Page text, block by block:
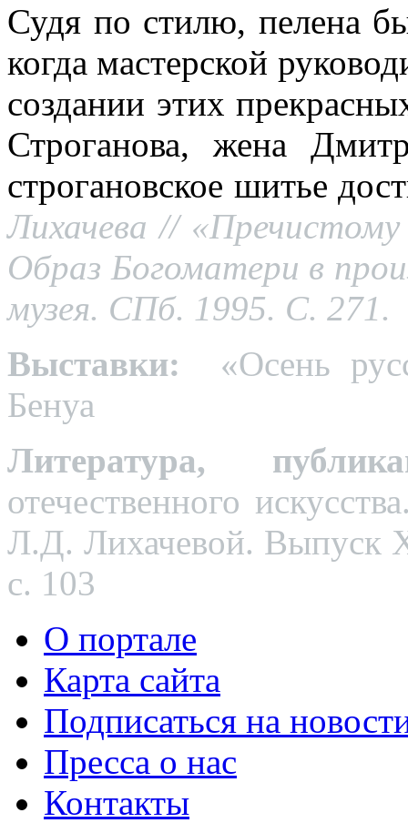
Судя по стилю, пелена
когда мастерской
создании этих
Строганова, жена
строгановское шитье
Лихачева // «Пречистому
Образ Богоматери в
музея. СПб. 1995. С. 271.
Выставки:
«Осень
Бенуа
Литература,
отечественного
Л.Д. Лихачевой. Выпуск
с. 103
О портале
Карта сайта
Подписаться на
Пресса о нас
Контакты